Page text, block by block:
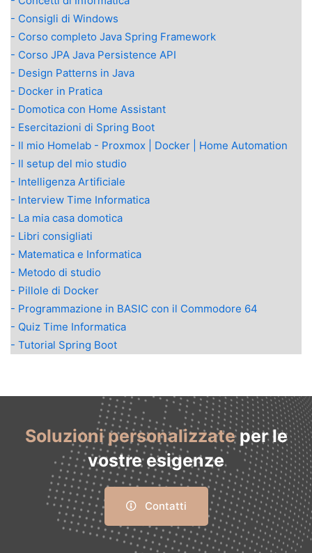
- Consigli di Windows
- Corso completo Java Spring Framework
- Corso JPA Java Persistence API
- Design Patterns in Java
- Docker in Pratica
- Domotica con Home Assistant
- Esercitazioni di Spring Boot
- Il mio Homelab - Proxmox | Docker | Home Automation
- Il setup del mio studio
- Intelligenza Artificiale
- Interview Time Informatica
- La mia casa domotica
- Libri consigliati
- Matematica e Informatica
- Metodo di studio
- Pillole di Docker
- Programmazione in BASIC con il Commodore 64
- Quiz Time Informatica
- Tutorial Spring Boot
Soluzioni personalizzateper le
vostre esigenze
Contatti